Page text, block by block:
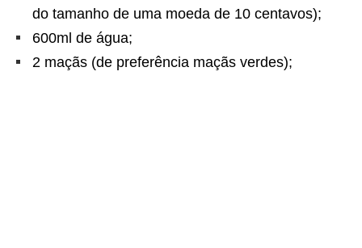
do tamanho de uma moeda de 10 centavos);
600ml de água;
2 maçãs (de preferência maçãs verdes);